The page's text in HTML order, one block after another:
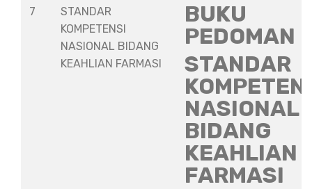
7
STANDAR
KOMPETENSI
NASIONAL BIDANG
KEAHLIAN FARMASI
BUKU
PEDOMAN
STANDAR
NASIONAL
BIDANG
KEAHLIAN
FARMASI